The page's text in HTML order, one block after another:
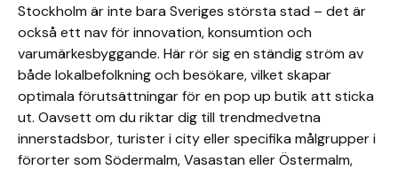
Stockholm är inte bara Sveriges största stad – det är
också ett nav för innovation, konsumtion och
varumärkesbyggande. Här rör sig en ständig ström av
både lokalbefolkning och besökare, vilket skapar
optimala förutsättningar för en pop up butik att sticka
ut. Oavsett om du riktar dig till trendmedvetna
innerstadsbor, turister i city eller specifika målgrupper i
förorter som Södermalm, Vasastan eller Östermalm,